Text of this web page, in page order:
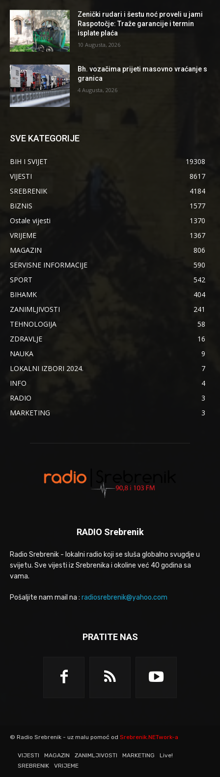
Zenički rudari i šestu noć proveli u jami
Raspotočje: Traže garancije i termin
isplate plaća
10 Augusta, 2026
Bh. vozačima prijeti masovno vraćanje s
granica
4 Augusta, 2026
SVE KATEGORIJE
BIH I SVIJET
19308
VIJESTI
8617
SREBRENIK
4184
BIZNIS
1577
Ostale vijesti
1370
VRIJEME
1367
MAGAZIN
806
SERVISNE INFORMACIJE
590
SPORT
542
BIHAMK
404
ZANIMLJIVOSTI
241
TEHNOLOGIJA
58
ZDRAVLJE
16
NAUKA
9
LOKALNI IZBORI 2024.
7
INFO
4
RADIO
3
MARKETING
3
RADIO Srebrenik
Radio Srebrenik - lokalni radio koji se sluša globalno svugdje u
svijetu. Sve vijesti iz Srebrenika i okoline već 40 godina sa
vama.
Pošaljite nam mail na : radiosrebrenik@yahoo.com
PRATITE NAS
© Radio Srebrenik - uz malu pomoć od Srebrenik.NETwork-a
VIJESTI MAGAZIN ZANIMLJIVOSTI MARKETING
Live!
SREBRENIK
VRIJEME